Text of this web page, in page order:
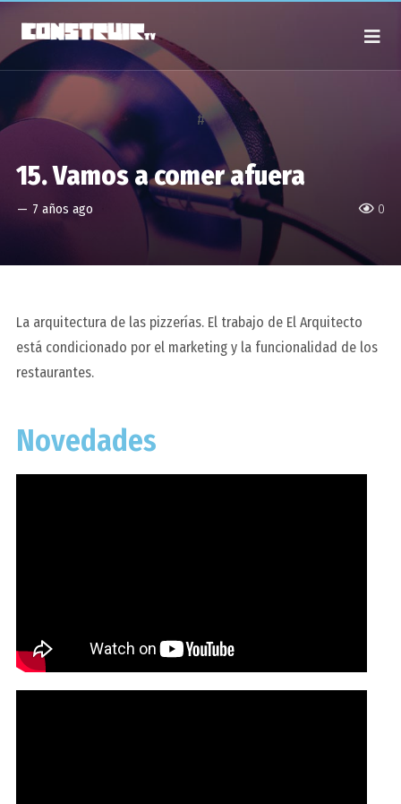
#
0
15. Vamos a comer afuera
— 7 años ago
La arquitectura de las pizzerías. El trabajo de El Arquitecto
está condicionado por el marketing y la funcionalidad de los
restaurantes.
Novedades